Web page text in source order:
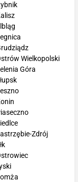
Wielkopolski
Góra
Zdrój